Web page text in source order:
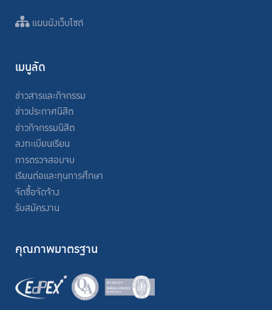
แผนผังเว็บไซต์
เมนูลัด
ข่าวสารและกิจกรรม
ข่าวประกาศนิสิต
ข่าวกิจกรรมนิสิต
ลงทะเบียนเรียน
การตรวจสอบจบ
เรียนต่อและทุนการศึกษา
จัดซื้อจัดจ้าง
รับสมัครงาน
คุณภาพมาตรฐาน